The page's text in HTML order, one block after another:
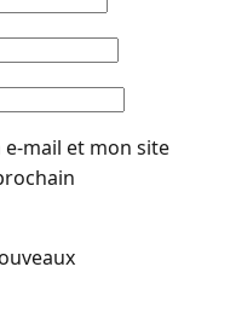
mail et mon site